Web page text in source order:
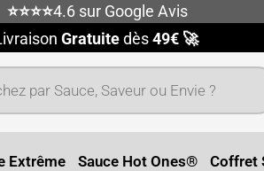
⭐⭐⭐⭐4.6 sur Google Avis
Gratuitedès49€ 🚀
Extrême Sauce Hot Ones® Coffret